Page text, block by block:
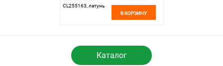
CL255163, латунь
В КОРЗИНУ
Каталог